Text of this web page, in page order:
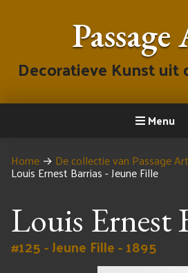
Decoratieve Kunst uit
Menu
Home → De collectie van Passage
Louis Ernest Barrias - Jeune Fille
Louis Ernest
#125 - Jeune Fille - 1895